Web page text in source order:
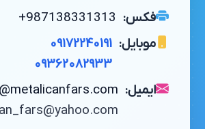
فکس: +987138331313
موبایل: 09172240191
09362082933
ایمیل: